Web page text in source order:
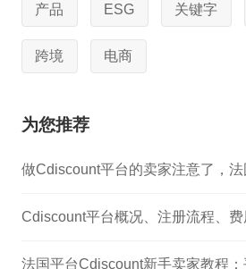
产品 ESG 关键字
跨境 电商
为您推荐
做Cdiscount平台的卖家注意了，